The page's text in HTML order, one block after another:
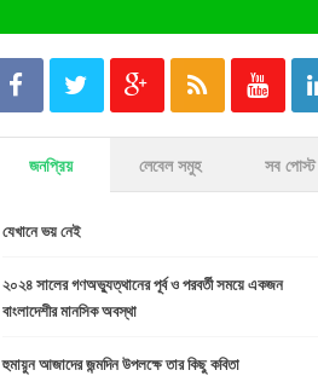
জনপ্রিয় লেবেল সমুহ সব পোস্ট
যেখানে ভয় নেই
২০২৪ সালের গণঅভ্যুত্থানের পূর্ব ও পরবর্তী সময়ে একজন
বাংলাদেশীর মানসিক অবস্থা
হুমায়ুন আজাদের জন্মদিন উপলক্ষে তার কিছু কবিতা